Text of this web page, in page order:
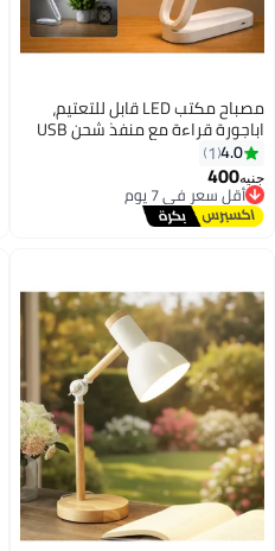
مصباح مكتب LED قابل للتعتيم،
اباجورة قراءة مع منفذ شحن USB
و3 اوضاع الوان LED كمبيوتر/
الطاولة/المكتب، تحكم زجاجي
بالعين، مصباح مكتب للعمل
4.0
1
جنيه400
أقل سعر في 7 يوم
توصيل مجاني
أقل سعر في 7 يوم